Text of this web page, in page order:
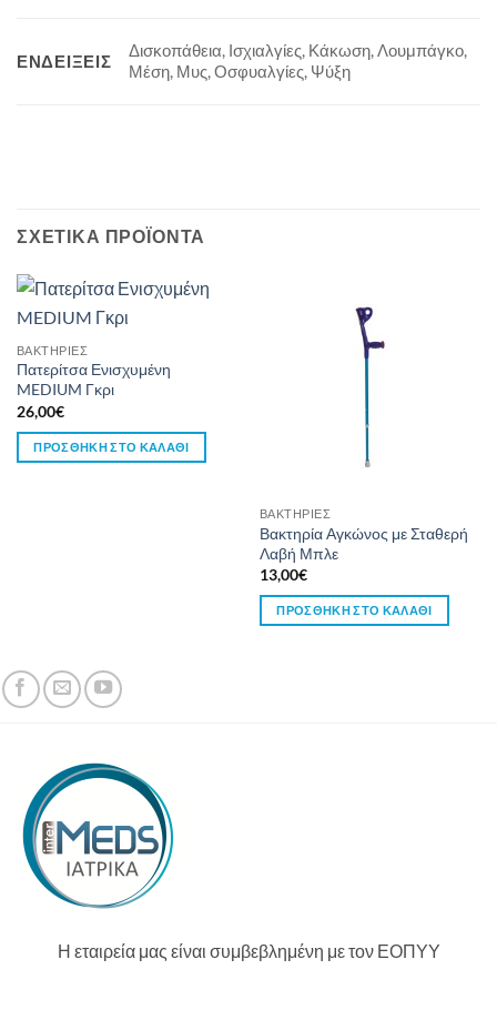
ΕΝΔΕΊΞΕΙΣ
Δισκοπάθεια, Ισχιαλγίες, Κάκωση, Λουμπάγκο,
Μέση, Μυς, Οσφυαλγίες, Ψύξη
ΣΧΕΤΙΚΆ ΠΡΟΪΌΝΤΑ
ΒΑΚΤΗΡΙΕΣ
Πατερίτσα Ενισχυμένη
MEDIUM Γκρι
26,00€
ΠΡΟΣΘΉΚΗ ΣΤΟ ΚΑΛΆΘΙ
ΒΑΚΤΗΡΙΕΣ
Βακτηρία Αγκώνος με Σταθερή
Λαβή Μπλε
13,00€
ΠΡΟΣΘΉΚΗ ΣΤΟ ΚΑΛΆΘΙ
Η εταιρεία μας είναι συμβεβλημένη με τον ΕΟΠΥΥ